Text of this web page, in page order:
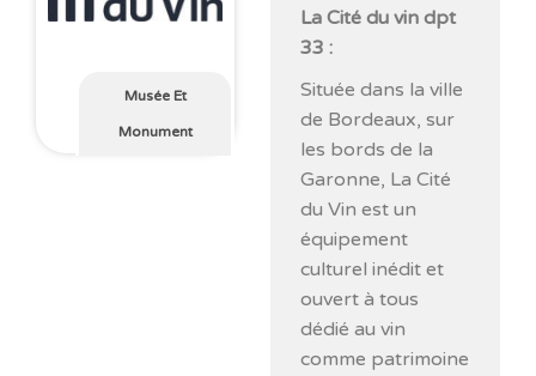
Musée Et
Monument
La Cité du vin dpt
33 :
Située dans la ville
de Bordeaux, sur
les bords de la
Garonne, La Cité
du Vin est un
équipement
culturel inédit et
ouvert à tous
dédié au vin
comme patrimoine